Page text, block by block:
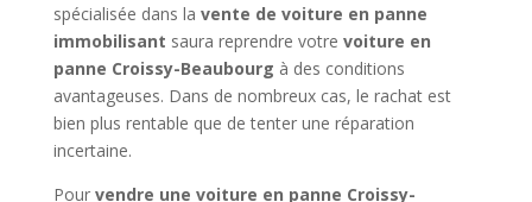
spécialisée dans la vente de voiture en panne
immobilisant saura reprendre votre voiture en
panne Croissy-Beaubourg à des conditions
avantageuses. Dans de nombreux cas, le rachat est
bien plus rentable que de tenter une réparation
incertaine.
Pour vendre une voiture en panne Croissy-